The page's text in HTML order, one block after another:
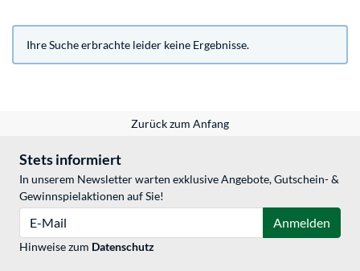
Ihre Suche erbrachte leider keine Ergebnisse.
Zurück zum Anfang
Stets informiert
In unserem Newsletter warten exklusive Angebote, Gutschein- &
Gewinnspielaktionen auf Sie!
Anmelden
Hinweise zum Datenschutz